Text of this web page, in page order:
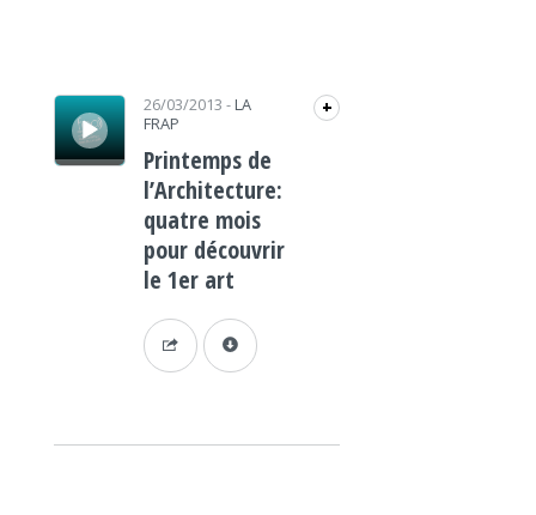
Lecteur audio 26/03/2013 - LA
FRAP
+
Printemps de
l’Architecture:
quatre mois
pour découvrir
le 1er art